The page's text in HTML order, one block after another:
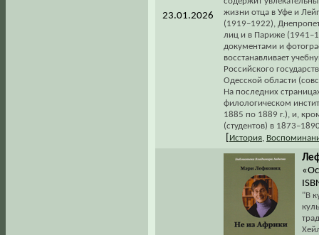
23.01.2026
жизни отца в Уфе и
(1919–1922),
лиц и в Париже
документами и
восстанавливает
Российского
Одесской области
На последних
филологическом
1885 по 1889 г.), и,
(студентов) в
История,
"В